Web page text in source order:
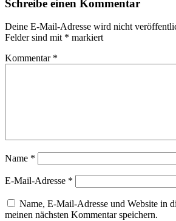
Schreibe einen Kommentar
Deine E-Mail-Adresse wird nicht
Felder sind mit * markiert
Kommentar *
Name *
E-Mail-Adresse *
Name, E-Mail-Adresse und Website in
meinen nächsten Kommentar speichern.